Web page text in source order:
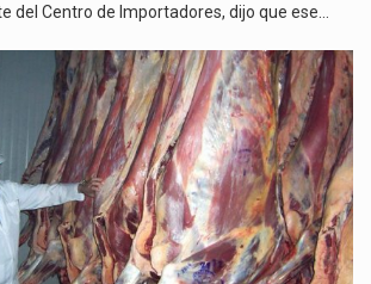
del Centro de Importadores, dijo que ese…